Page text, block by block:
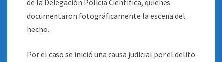
de la Delegación Policía Científica, quienes
documentaron fotográficamente la escena del
hecho.
Por el caso se inició una causa judicial por el delito